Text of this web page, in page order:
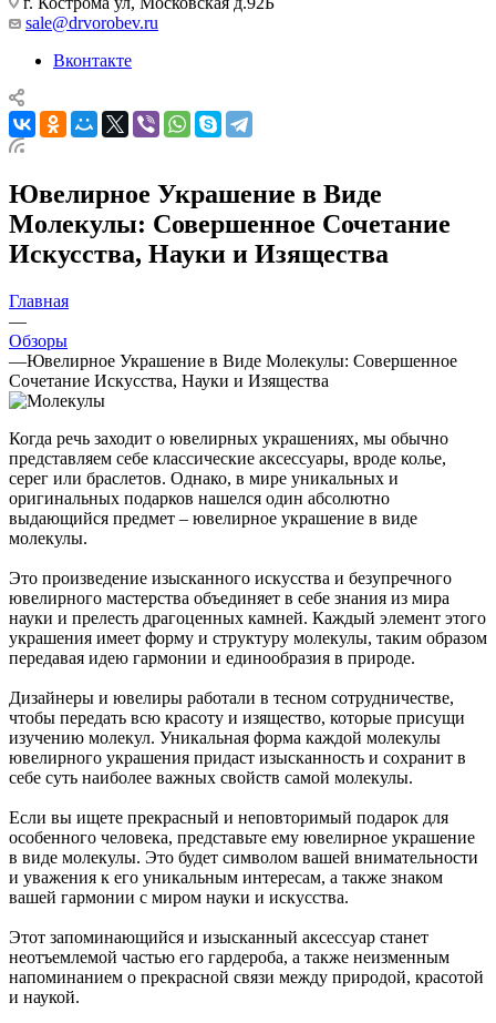
sale@drvorobev.ru
Вконтакте
Ювелирное Украшение в Виде
Молекулы: Совершенное Сочетание
Искусства, Науки и Изящества
Главная
—
Обзоры
—Ювелирное Украшение в Виде Молекулы: Совершенное
Сочетание Искусства, Науки и Изящества
Когда речь заходит о ювелирных украшениях, мы обычно
представляем себе классические аксессуары, вроде колье,
серег или браслетов. Однако, в мире уникальных и
оригинальных подарков нашелся один абсолютно
выдающийся предмет – ювелирное украшение в виде
молекулы.
Это произведение изысканного искусства и безупречного
ювелирного мастерства объединяет в себе знания из мира
науки и прелесть драгоценных камней. Каждый элемент этого
украшения имеет форму и структуру молекулы, таким образом
передавая идею гармонии и единообразия в природе.
Дизайнеры и ювелиры работали в тесном сотрудничестве,
чтобы передать всю красоту и изящество, которые присущи
изучению молекул. Уникальная форма каждой молекулы
ювелирного украшения придаст изысканность и сохранит в
себе суть наиболее важных свойств самой молекулы.
Если вы ищете прекрасный и неповторимый подарок для
особенного человека, представьте ему ювелирное украшение
в виде молекулы. Это будет символом вашей внимательности
и уважения к его уникальным интересам, а также знаком
вашей гармонии с миром науки и искусства.
Этот запоминающийся и изысканный аксессуар станет
неотъемлемой частью его гардероба, а также неизменным
напоминанием о прекрасной связи между природой, красотой
и наукой.